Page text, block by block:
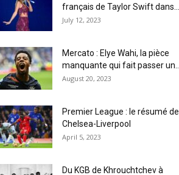
français de Taylor Swift dans...
July 12, 2023
Mercato : Elye Wahi, la pièce
manquante qui fait passer un...
August 20, 2023
Premier League : le résumé de
Chelsea-Liverpool
April 5, 2023
Du KGB de Khrouchtchev à